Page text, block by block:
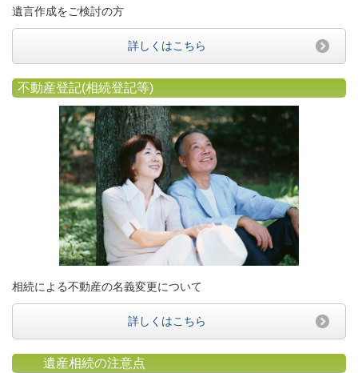
遺言作成をご検討の方
詳しくはこちら
不動産登記(相続登記等)
相続による不動産の名義変更について
詳しくはこちら
遺産相続の注意点